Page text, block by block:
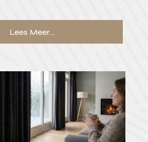
Lees Meer...